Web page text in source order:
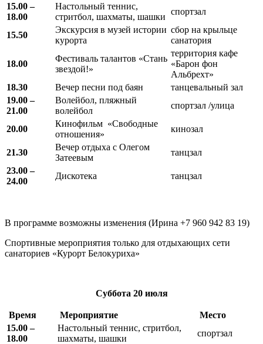
15.00 –
18.00
Настольный теннис,
стритбол, шахматы, шашки
спортзал
15.50
Экскурсия в музей истории
курорта
сбор на крыльце
санатория
18.00
Фестиваль талантов «Стань
звездой!»
территория кафе
«Барон фон
Альбрехт»
18.30
Вечер песни под баян
танцевальный зал
19.00 –
21.00
Волейбол, пляжный
волейбол
спортзал /улица
20.00
Кинофильм «Свободные
отношения»
кинозал
21.30
Вечер отдыха с Олегом
Затеевым
танцзал
23.00 –
24.00
Дискотека танцзал
В программе возможны изменения (Ирина +7 960 942 83 19)
Спортивные мероприятия только для отдыхающих сети
санаториев «Курорт Белокуриха»
Суббота 20 июля
Время Мероприятие
Место
15.00 –
18.00
Настольный теннис, стритбол,
шахматы, шашки
спортзал